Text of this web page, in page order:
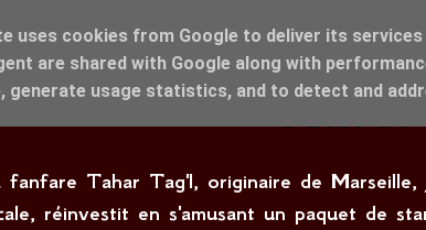
fanfare Tahar Tag'l, originaire de
réinvestit en s'amusant un paquet de
uses cookies from Google to deliver its
are shared with Google along with
generate usage statistics, and to detect and